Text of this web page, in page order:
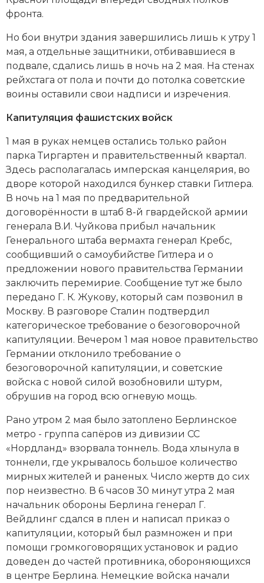
фронта.
Но бои внутри здания завершились лишь к утру 1
мая, а отдельные защитники, отбивавшиеся в
подвале, сдались лишь в ночь на 2 мая. На стенах
рейхстага от пола и почти до потолка советские
воины оставили свои надписи и изречения.
Капитуляция фашистских войск
1 мая в руках немцев остались только район
парка Тиргартен и правительственный квартал.
Здесь располагалась имперская канцелярия, во
дворе которой находился бункер ставки Гитлера.
В ночь на 1 мая по предварительной
договорённости в штаб 8-й гвардейской армии
генерала В.И. Чуйкова прибыл начальник
Генерального штаба вермахта генерал Кребс,
сообщивший о самоубийстве Гитлера и о
предложении нового правительства Германии
заключить перемирие. Сообщение тут же было
передано Г. К. Жукову, который сам позвонил в
Москву. В разговоре Сталин подтвердил
категорическое требование о безоговорочной
капитуляции. Вечером 1 мая новое правительство
Германии отклонило требование о
безоговорочной капитуляции, и советские
войска с новой силой возобновили штурм,
обрушив на город всю огневую мощь.
Рано утром 2 мая было затоплено Берлинское
метро - группа сапёров из дивизии СС
«Нордланд» взорвала тоннель. Вода хлынула в
тоннели, где укрывалось большое количество
мирных жителей и раненых. Число жертв до сих
пор неизвестно. В 6 часов 30 минут утра 2 мая
начальник обороны Берлина генерал Г.
Вейдлинг сдался в плен и написал приказ о
капитуляции, который был размножен и при
помощи громкоговорящих установок и радио
доведен до частей противника, обороняющихся
в центре Берлина. Немецкие войска начали